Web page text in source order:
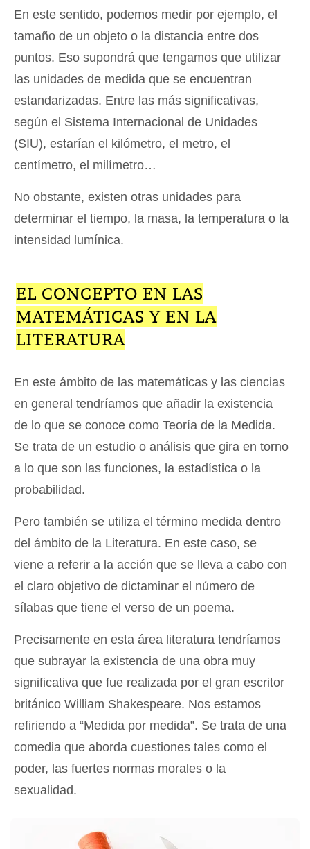
En este sentido, podemos medir por ejemplo, el
tamaño de un objeto o la distancia entre dos
puntos. Eso supondrá que tengamos que utilizar
las unidades de medida que se encuentran
estandarizadas. Entre las más significativas,
según el Sistema Internacional de Unidades
(SIU), estarían el kilómetro, el metro, el
centímetro, el milímetro…
No obstante, existen otras unidades para
determinar el tiempo, la masa, la temperatura o la
intensidad lumínica.
EL CONCEPTO EN LAS
MATEMÁTICAS Y EN LA
LITERATURA
En este ámbito de las matemáticas y las ciencias
en general tendríamos que añadir la existencia
de lo que se conoce como Teoría de la Medida.
Se trata de un estudio o análisis que gira en torno
a lo que son las funciones, la estadística o la
probabilidad.
Pero también se utiliza el término medida dentro
del ámbito de la Literatura. En este caso, se
viene a referir a la acción que se lleva a cabo con
el claro objetivo de dictaminar el número de
sílabas que tiene el verso de un poema.
Precisamente en esta área literatura tendríamos
que subrayar la existencia de una obra muy
significativa que fue realizada por el gran escritor
británico William Shakespeare. Nos estamos
refiriendo a “Medida por medida”. Se trata de una
comedia que aborda cuestiones tales como el
poder, las fuertes normas morales o la
sexualidad.